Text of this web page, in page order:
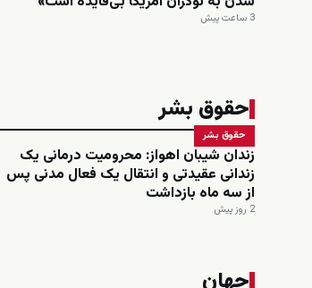
3 ساعت پیش
حقوق بشر
حقوق بشر
زندان شیبان اهواز: محرومیت درمانی یک
زندانی عقیدتی و انتقال یک فعال مدنی پس
از سه ماه بازداشت
2 روز پیش